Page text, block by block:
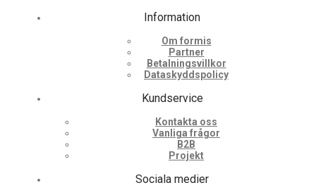
Information
Om formis
Partner
Betalningsvillkor
Dataskyddspolicy
Kundservice
Kontakta oss
Vanliga frågor
B2B
Projekt
Sociala medier